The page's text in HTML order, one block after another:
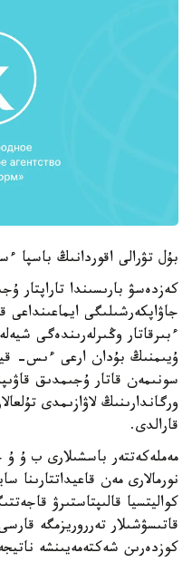
بۇل تۋرالى اقوردانىڭ باسپا
كەزدەسۋ بارىسىندا تاراپتار
جاۋاپكەرشىلىگى ايماعىنداعى
ءبىرقاتار وڭىرلەرىندەگى
ۇيىمنىڭ بۇدان ارعى ءىس-
سونىمەن قاتار ۇجىمدىق
ورگاندارىنىڭ لاۋازىمدى
قارالدى.
مەملەكەتتەر باسشىلارى ب ۇ ۇ
نورمالارى مەن
كواليتسيا قالىپتاستىرۋ
قاتىسۋشىلار تەرروريزمگە
كوزدەرىن شەكتەمەيىنشە